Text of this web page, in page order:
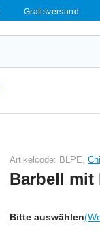
Gratisversand
Artikelcode: BLPE,
Barbell mit
Bitte auswählen